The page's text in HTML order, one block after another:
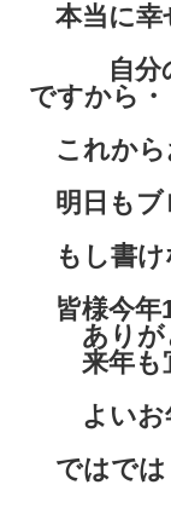
本当に幸
自分の
ですから
これから
明日もブ
もし書け
皆様今年
ありが
来年も
よいお
ではでは